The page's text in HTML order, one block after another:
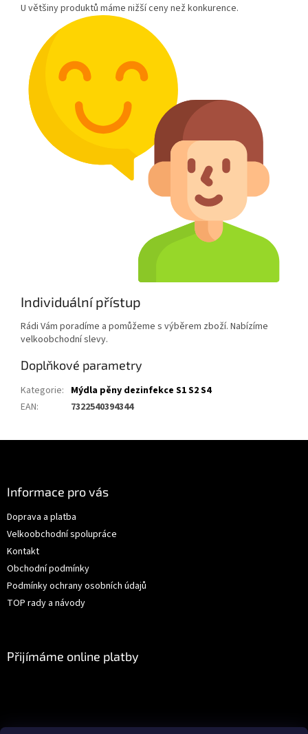
U většiny produktů máme nižší ceny než konkurence.
Individuální přístup
Rádi Vám poradíme a pomůžeme s výběrem zboží. Nabízíme
velkoobchodní slevy.
Doplňkové parametry
Kategorie: Mýdla pěny dezinfekce S1 S2 S4
EAN: 7322540394344
Informace pro vás
Doprava a platba
Velkoobchodní spolupráce
Kontakt
Obchodní podmínky
Podmínky ochrany osobních údajů
TOP rady a návody
Přijímáme online platby